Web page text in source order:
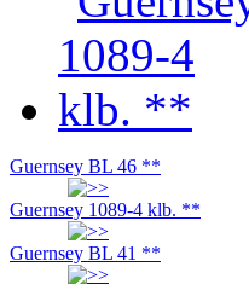
Guernsey BL 46 **
Guernsey 1089-4 klb. **
Guernsey BL 41 **